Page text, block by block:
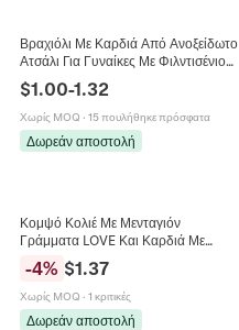
Βραχιόλι Με Καρδιά Από Ανοξείδωτο
Ατσάλι Για Γυναίκες Με Φιλντισένιο
$1.00-1.32
Χωρίς MOQ · 15 πουλήθηκε πρόσφατα
Δωρεάν αποστολή
Κομψό Κολιέ Με Μενταγιόν
Γράμματα LOVE Και Καρδιά Με
Στρας Κοσμήματα Από Ατσάλι
Τιτανίου Και Χαλκό Για Γυναίκες
-4% $1.37
Χωρίς MOQ · 1 κριτικές
Δωρεάν αποστολή